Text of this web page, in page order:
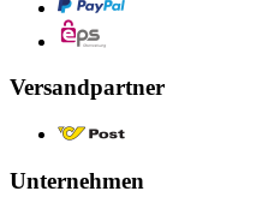
Versandpartner
Unternehmen